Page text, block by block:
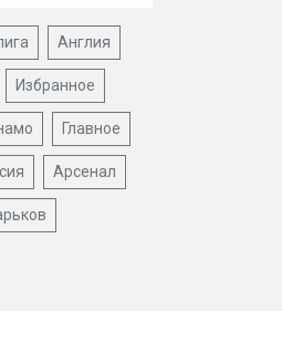
Англия
Избранное
Главное
Арсенал